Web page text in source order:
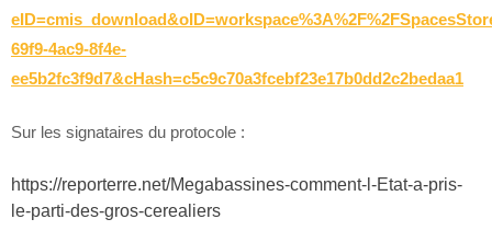
69f9-4ac9-8f4e-
ee5b2fc3f9d7&cHash=c5c9c70a3fcebf23e17b0dd2c2bedaa1
Sur les signataires du protocole :
https://reporterre.net/Megabassines-comment-l-Etat-a-pris-
le-parti-des-gros-cerealiers